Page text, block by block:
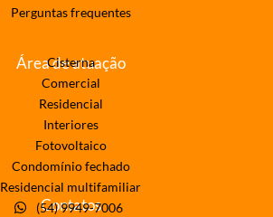
Perguntas frequentes
Área de atuação
Cisterna
Comercial
Residencial
Interiores
Fotovoltaico
Condomínio fechado
Residencial multifamiliar
Contatos
(54) 9949-7006